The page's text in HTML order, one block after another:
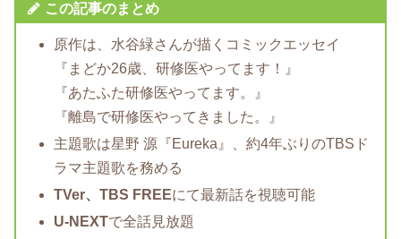
この記事のまとめ
原作は、水谷緑さんが描くコミックエッセイ
『まどか26歳、研修医やってます！』
『あたふた研修医やってます。』
『離島で研修医やってきました。』
主題歌は星野 源『Eureka』、約4年ぶりのTBSド
ラマ主題歌を務める
TVer、TBS FREEにて最新話を視聴可能
U-NEXTで全話見放題